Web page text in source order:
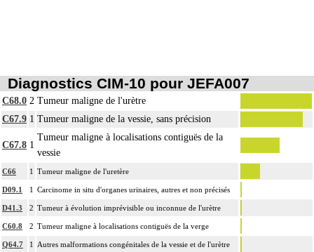
Diagnostics CIM-10 pour JEFA007
C68.0 2 Tumeur maligne de l'urètre
C67.9 1 Tumeur maligne de la vessie, sans précision
C67.8 1
Tumeur maligne à localisations contiguës de la
vessie
C66 1 Tumeur maligne de l'uretère
D09.1 1 Carcinome in situ d'organes urinaires, autres et non précisés
D41.3 2 Tumeur à évolution imprévisible ou inconnue de l'urètre
C60.8 2 Tumeur maligne à localisations contiguës de la verge
Q64.7 1 Autres malformations congénitales de la vessie et de l'urètre